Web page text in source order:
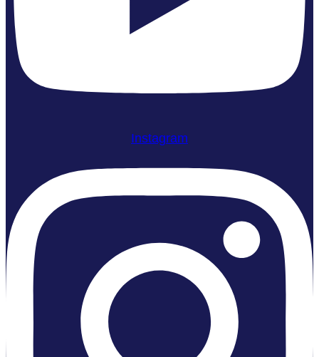
Instagram